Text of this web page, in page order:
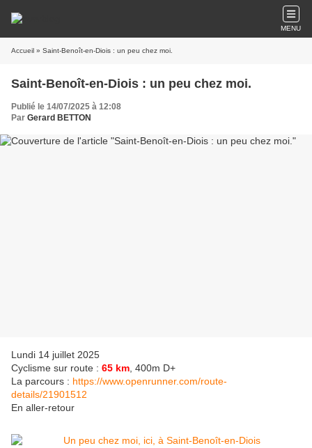
MENU
Accueil » Saint-Benoît-en-Diois : un peu chez moi.
Saint-Benoît-en-Diois : un peu chez moi.
Publié le 14/07/2025 à 12:08
Par Gerard BETTON
Lundi 14 juillet 2025
Cyclisme sur route : 65 km , 400m D+
La parcours : https://www.openrunner.com/route-
details/21901512
En aller-retour